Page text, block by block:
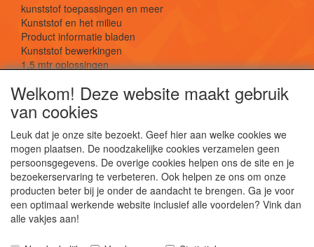
kunststof toepassingen en meer
Kunststof en het milieu
Product informatie bladen
Kunststof bewerkingen
1,5 mtr oplossingen
SOCIALE MEDIA
De webshop voor kunststof platen, folies, buizen
Kunststof bewerkingen, productontwerp en
Welkom! Deze website maakt gebruik
van cookies
Leuk dat je onze site bezoekt. Geef hier aan welke cookies we
mogen plaatsen. De noodzakelijke cookies verzamelen geen
persoonsgegevens. De overige cookies helpen ons de site en je
bezoekerservaring te verbeteren. Ook helpen ze ons om onze
producten beter bij je onder de aandacht te brengen. Ga je voor
een optimaal werkende website inclusief alle voordelen? Vink dan
alle vakjes aan!